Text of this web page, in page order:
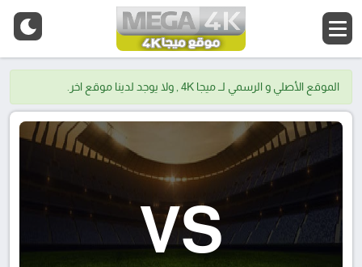
الموقع الأصلي و الرسمي لــ ميجا 4K , ولا يوجد لدينا موقع اخر.
VS